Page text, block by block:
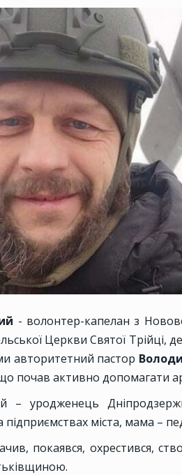
- волонтер-капелан з
Церкви Святої Трійці,
авторитетний пастор
почав активно допомагати
– уродженець
міста, мама –
покаявся, охрестився,